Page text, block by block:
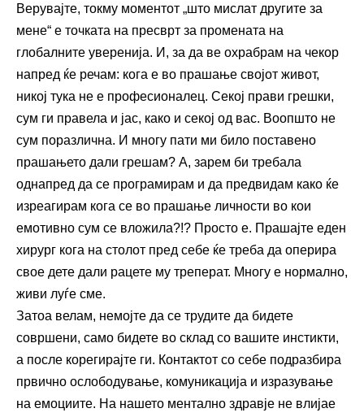
Верувајте, токму моментот „што мислат другите за
мене“ е точката на пресврт за промената на
глобалните уверенија. И, за да ве охрабрам на чекор
напред ќе речам: кога е во прашање својот живот,
никој тука не е професионалец. Секој прави грешки,
сум ги правела и јас, како и секој од вас. Воопшто не
сум поразлична. И многу пати ми било поставено
прашањето дали грешам? А, зарем би требала
однапред да се програмирам и да предвидам како ќе
изреагирам кога се во прашање личности во кои
емотивно сум се вложила?!? Просто е. Прашајте еден
хирург кога на столот пред себе ќе треба да оперира
свое дете дали рацете му треперат. Многу е нормално,
живи луѓе сме.
Затоа велам, немојте да се трудите да бидете
совршени, само бидете во склад со вашите инстикти,
а после корегирајте ги. Контактот со себе подразбира
првично ослободување, комуникација и изразување
на емоциите. На нашето ментално здравје не влијае